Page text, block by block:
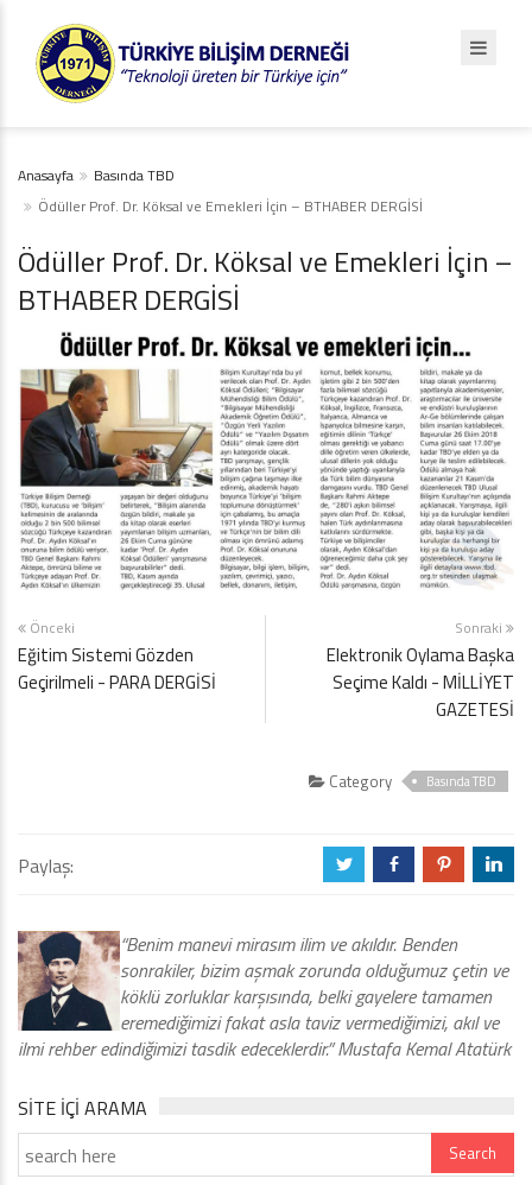
Anasayfa
Basında TBD
Ödüller Prof. Dr. Köksal ve Emekleri İçin – BTHABER DERGİSİ
Ödüller Prof. Dr. Köksal ve Emekleri İçin –
BTHABER DERGİSİ
Önceki
Eğitim Sistemi Gözden
Geçirilmeli - PARA DERGİSİ
Sonraki
Elektronik Oylama Başka
Seçime Kaldı - MİLLİYET
GAZETESİ
Category Basında TBD
Paylaş: a b d j
“Benim manevi mirasım ilim ve akıldır. Benden
sonrakiler, bizim aşmak zorunda olduğumuz çetin ve
köklü zorluklar karşısında, belki gayelere tamamen
eremediğimizi fakat asla taviz vermediğimizi, akıl ve
ilmi rehber edindiğimizi tasdik edeceklerdir.” Mustafa Kemal Atatürk
SITE IÇI ARAMA